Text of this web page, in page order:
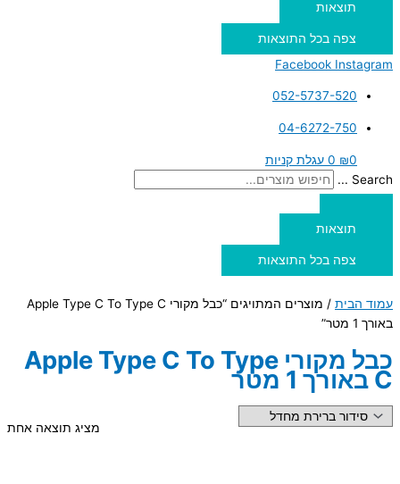
תוצאות
צפה בכל התוצאות
Facebook Instagram
052-5737-520
04-6272-750
₪0
0 עגלת קניות
Search ...
תוצאות
צפה בכל התוצאות
עמוד הבית
/ מוצרים המתויגים “כבל מקורי Apple Type C To Type C
באורך 1 מטר”
כבל מקורי Apple Type C To Type
C באורך 1 מטר
מציג תוצאה אחת